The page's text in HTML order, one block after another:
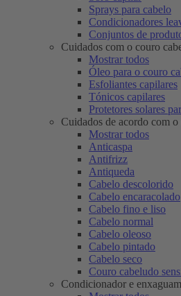
Sprays para cabelo
Condicionadores
Conjuntos de
Cuidados com o couro
Mostrar todos
Óleo para o couro
Esfoliantes capilares
Tónicos capilares
Protetores solares
Cuidados de acordo com
Mostrar todos
Anticaspa
Antifrizz
Antiqueda
Cabelo descolorido
Cabelo encaracolado
Cabelo fino e liso
Cabelo normal
Cabelo oleoso
Cabelo pintado
Cabelo seco
Couro cabeludo
Condicionador e